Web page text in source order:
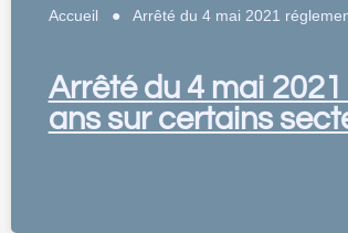
Accueil ● Arrêté du 4 mai 2021
Arrêté du 4 mai
ans sur certains